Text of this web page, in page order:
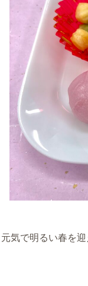
気で明るい春を迎